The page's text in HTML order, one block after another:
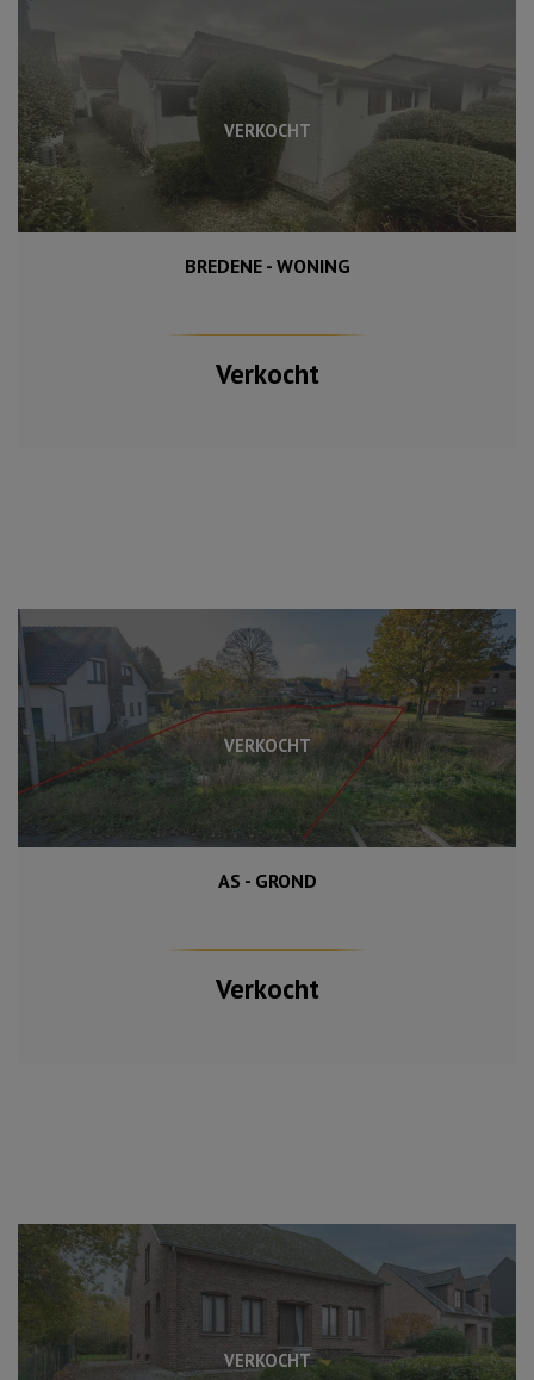
VERKOCHT
BREDENE - WONING
Verkocht
VERKOCHT
AS - GROND
Verkocht
VERKOCHT